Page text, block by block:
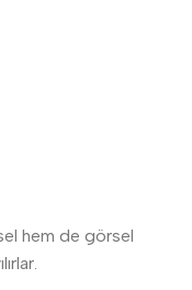
hem de görsel